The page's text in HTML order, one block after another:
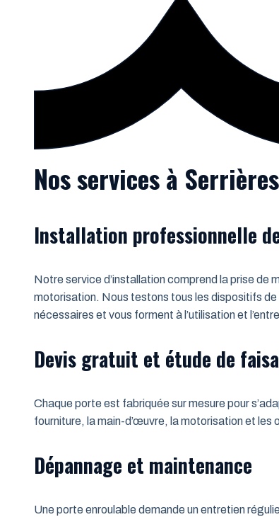
Nos services à
Installation professionnelle
Notre service d’installation comprend la prise de
motorisation. Nous testons tous les dispositifs
nécessaires et vous forment à l’utilisation et
Devis gratuit et étude de
Chaque porte est fabriquée sur mesure pour
fourniture, la main-d’œuvre, la motorisation et les
Dépannage et maintenance
Une porte enroulable demande un entretien